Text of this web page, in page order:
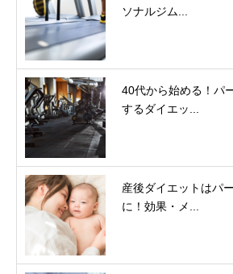
ソナルジム...
40代から始める！パ
するダイエッ...
産後ダイエットはパ
に！効果・メ...